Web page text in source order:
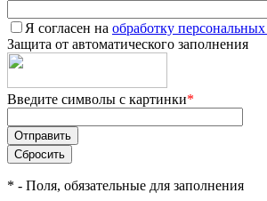
Я согласен на обработку
Защита от автоматического заполнения
Введите символы с картинки*
* - Поля, обязательные для заполнения